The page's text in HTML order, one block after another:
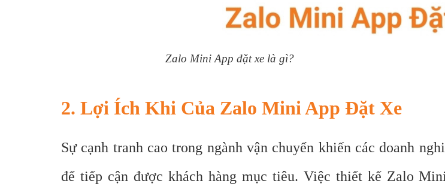
Zalo Mini App đặt xe là gì?
2. Lợi Ích Khi Của Zalo Mini App Đặt Xe
Sự cạnh tranh cao trong ngành vận chuyển khiến các doanh
để tiếp cận được khách hàng mục tiêu. Việc thiết kế Zalo